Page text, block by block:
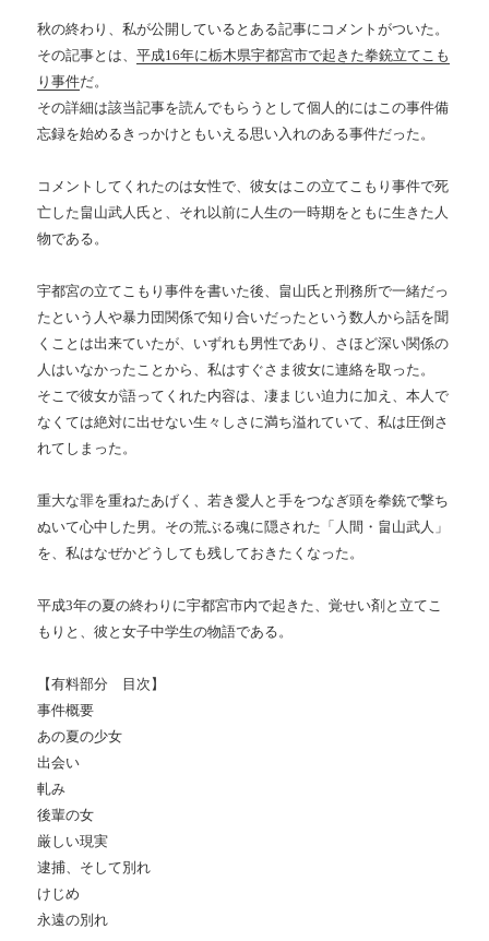
秋の終わり、私が公開しているとある記事にコメントがついた。
その記事とは、平成16年に栃木県宇都宮市で起きた拳銃立てこも
り事件だ。
その詳細は該当記事を読んでもらうとして個人的にはこの事件備
忘録を始めるきっかけともいえる思い入れのある事件だった。
コメントしてくれたのは女性で、彼女はこの立てこもり事件で死
亡した畠山武人氏と、それ以前に人生の一時期をともに生きた人
物である。
宇都宮の立てこもり事件を書いた後、畠山氏と刑務所で一緒だっ
たという人や暴力団関係で知り合いだったという数人から話を聞
くことは出来ていたが、いずれも男性であり、さほど深い関係の
人はいなかったことから、私はすぐさま彼女に連絡を取った。
そこで彼女が語ってくれた内容は、凄まじい迫力に加え、本人で
なくては絶対に出せない生々しさに満ち溢れていて、私は圧倒さ
れてしまった。
重大な罪を重ねたあげく、若き愛人と手をつなぎ頭を拳銃で撃ち
ぬいて心中した男。その荒ぶる魂に隠された「人間・畠山武人」
を、私はなぜかどうしても残しておきたくなった。
平成3年の夏の終わりに宇都宮市内で起きた、覚せい剤と立てこ
もりと、彼と女子中学生の物語である。
【有料部分 目次】
事件概要
あの夏の少女
出会い
軋み
後輩の女
厳しい現実
逮捕、そして別れ
けじめ
永遠の別れ